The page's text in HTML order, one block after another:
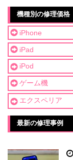
機種別の修理価格
iPhone
iPad
iPod
ゲーム機
エクスペリア
最新の修理事例